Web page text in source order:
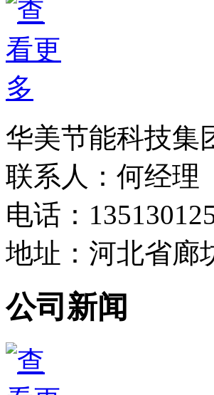
华美节能科技集
联系人：何经理
电话：
地址：河北省廊
公司新闻